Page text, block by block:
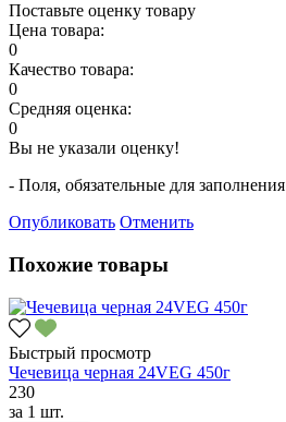
Поставьте оценку товару
Цена товара:
0
Качество товара:
0
Средняя оценка:
0
Вы не указали оценку!
- Поля, обязательные для заполнения
Опубликовать Отменить
Похожие товары
Быстрый просмотр
Чечевица черная 24VEG 450г
230
за 1 шт.